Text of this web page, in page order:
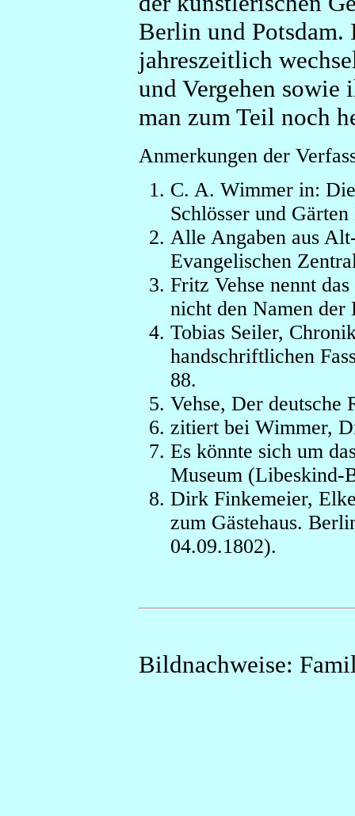
Berlin und
jahreszeitlich
und Vergehen sowie
man zum Teil noch
Anmerkungen der
C. A. Wimmer in:
Schlösser und
Alle Angaben aus
Evangelischen
Fritz Vehse nennt
nicht den Namen
Tobias Seiler,
handschriftlichen
88.
Vehse, Der
zitiert bei Wimmer,
Es könnte sich um
Museum (Libeskind-
Dirk Finkemeier,
zum Gästehaus.
04.09.1802).
Bildnachweise: